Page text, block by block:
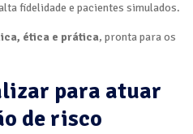
fidelidade e pacientes simulados.
ética e prática, pronta para os
para atuar
de risco